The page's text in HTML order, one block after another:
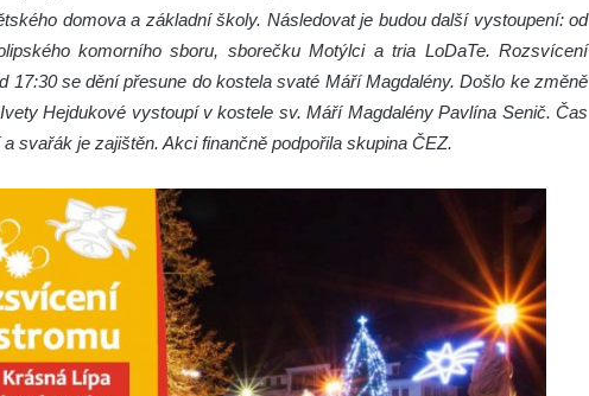
domova a základní školy. Následovat je budou další vystoupení: od
komorního sboru, sborečku Motýlci a tria LoDaTe. Rozsvícení
17:30 se dění přesune do kostela svaté Máří Magdalény. Došlo ke změně
Hejdukové vystoupí v kostele sv. Máří Magdalény Pavlína Senič. Čas
svařák je zajištěn. Akci finančně podpořila skupina ČEZ.